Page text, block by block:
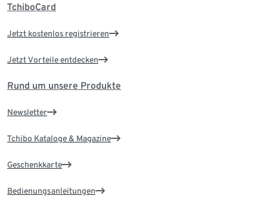
TchiboCard
Jetzt kostenlos registrieren
Jetzt Vorteile entdecken
Rund um unsere Produkte
Newsletter
Tchibo Kataloge & Magazine
Geschenkkarte
Bedienungsanleitungen